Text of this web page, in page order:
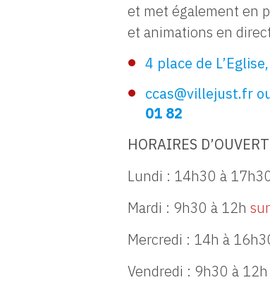
et met également en
et animations en
4 place de
ccas@villejust.fr
01 82
HORAIRES
Lundi : 14h30 à
Mardi : 9h30 à 12h
Mercredi : 14h à
Vendredi : 9h30 à 12h